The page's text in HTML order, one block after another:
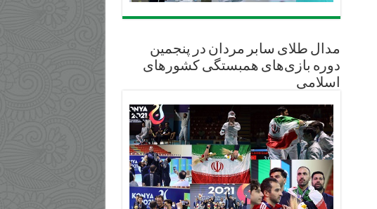
مدال طلای سابر مردان در پنجمین
دوره بازی‌های همبستگی کشورهای
اسلامی